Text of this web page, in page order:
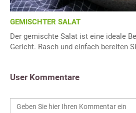
GEMISCHTER SALAT
Der gemischte Salat ist eine ideale
Gericht. Rasch und einfach bereiten
User Kommentare